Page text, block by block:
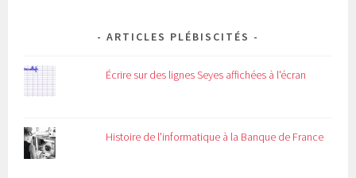
ARTICLES PLÉBISCITÉS
Écrire sur des lignes Seyes affichées à l'écran
Histoire de l'informatique à la Banque de France